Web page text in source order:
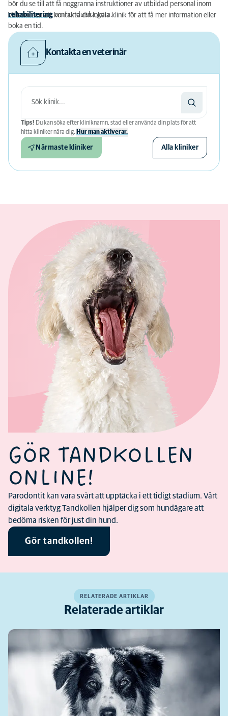
bör du se till att få noggranna instruktioner av utbildad personal inom
rehabilitering om hur du ska göra.
Välkommen att kontakta din lokala klinik för att få mer information eller
boka en tid.
Kontakta en veterinär
Tips! Du kan söka efter kliniknamn, stad eller använda din plats för att
hitta kliniker nära dig. Hur man aktiverar.
Närmaste kliniker Alla kliniker
GÖR TANDKOLLEN
ONLINE!
Parodontit kan vara svårt att upptäcka i ett tidigt stadium. Vårt
digitala verktyg Tandkollen hjälper dig som hundägare att
bedöma risken för just din hund.
Gör tandkollen!
RELATERADE ARTIKLAR
Relaterade artiklar